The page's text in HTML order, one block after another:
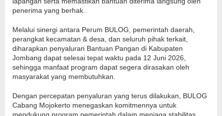
penerima yang berhak.
Melalui sinergi antara Perum BULOG, pemerintah daerah,
perangkat kecamatan & desa, dan seluruh pihak terkait,
diharapkan penyaluran Bantuan Pangan di Kabupaten
Jombang dapat selesai tepat waktu pada 12 Juni 2026,
sehingga manfaat program dapat segera dirasakan oleh
masyarakat yang membutuhkan.
Dengan percepatan penyaluran yang terus dilakukan, BULOG
Cabang Mojokerto menegaskan komitmennya untuk
mendukung program pemerintah dalam menjaga stabilitas